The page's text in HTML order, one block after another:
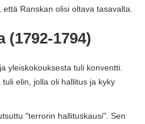
Ranskan olisi oltava tasavalta.
(1792-1794)
yleiskokouksesta tuli konventti.
elin, jolla oli hallitus ja kyky
"terrorin hallituskausi". Sen